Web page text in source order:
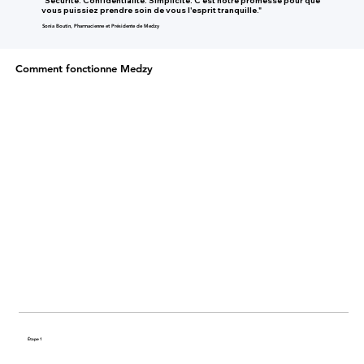
vous puissiez prendre soin de vous l'esprit tranquille."
Sonia Boutin, Pharmacienne et Présidente de Medzy
Étape 1
Comment fonctionne Medzy